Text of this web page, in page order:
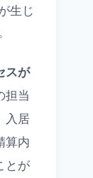
生じ
スが
当
入居
算内
とが